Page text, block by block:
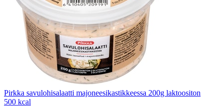
Pirkka savulohisalaatti majoneesikastikkeessa 200g laktoositon
500 kcal